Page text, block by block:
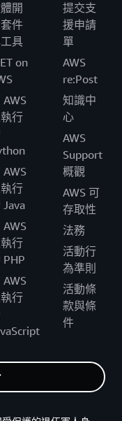
開
件
具
on
AWS
行
AWS
行
Java
AWS
行
PHP
AWS
行
提交支
援申請
單
AWS
re:Post
知識中
心
AWS
Support
概觀
AWS 可
存取性
法務
活動行
為準則
活動條
款與條
件